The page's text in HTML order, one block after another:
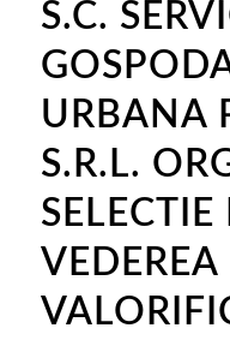
S.C.
URBANA
S.R.L.
SELECTIE
VEDEREA